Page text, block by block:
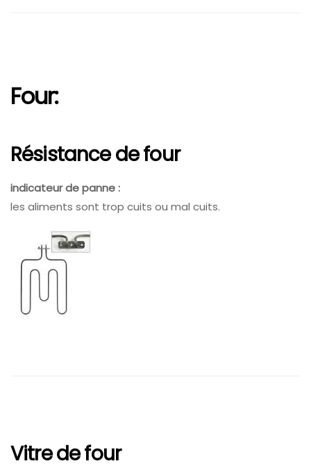
Four:
Résistance de four
indicateur de panne :
les aliments sont trop cuits ou mal cuits.
Vitre de four